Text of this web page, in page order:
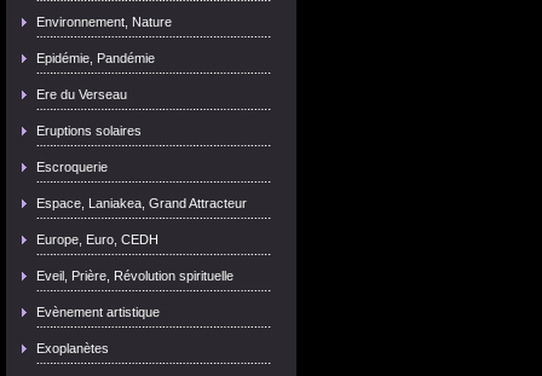
Environnement, Nature
Epidémie, Pandémie
Ere du Verseau
Eruptions solaires
Escroquerie
Espace, Laniakea, Grand Attracteur
Europe, Euro, CEDH
Eveil, Prière, Révolution spirituelle
Evènement artistique
Exoplanètes